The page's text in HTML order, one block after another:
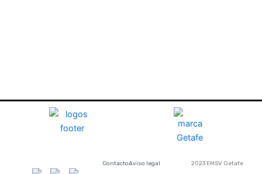
ContactoAviso legal 2023 EMSV Getafe